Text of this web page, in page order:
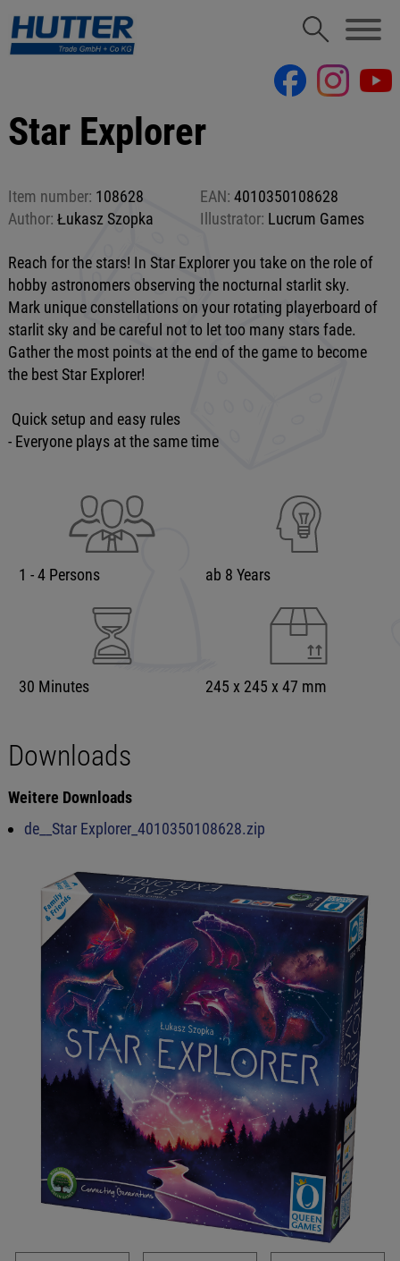
Star Explorer
Item number: 108628 EAN: 4010350108628
Author: Łukasz Szopka Illustrator: Lucrum Games
Reach for the stars! In Star Explorer you take on the role of
hobby astronomers observing the nocturnal starlit sky.
Mark unique constellations on your rotating playerboard of
starlit sky and be careful not to let too many stars fade.
Gather the most points at the end of the game to become
the best Star Explorer!
Quick setup and easy rules
- Everyone plays at the same time
1 - 4 Persons ab 8 Years
30 Minutes 245 x 245 x 47 mm
Downloads
Weitere Downloads
de__Star Explorer_4010350108628.zip